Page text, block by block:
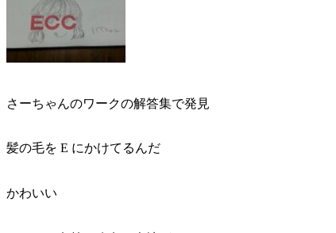
さーちゃんのワークの解答集で発見
髪の毛を E にかけてるんだ
かわいい